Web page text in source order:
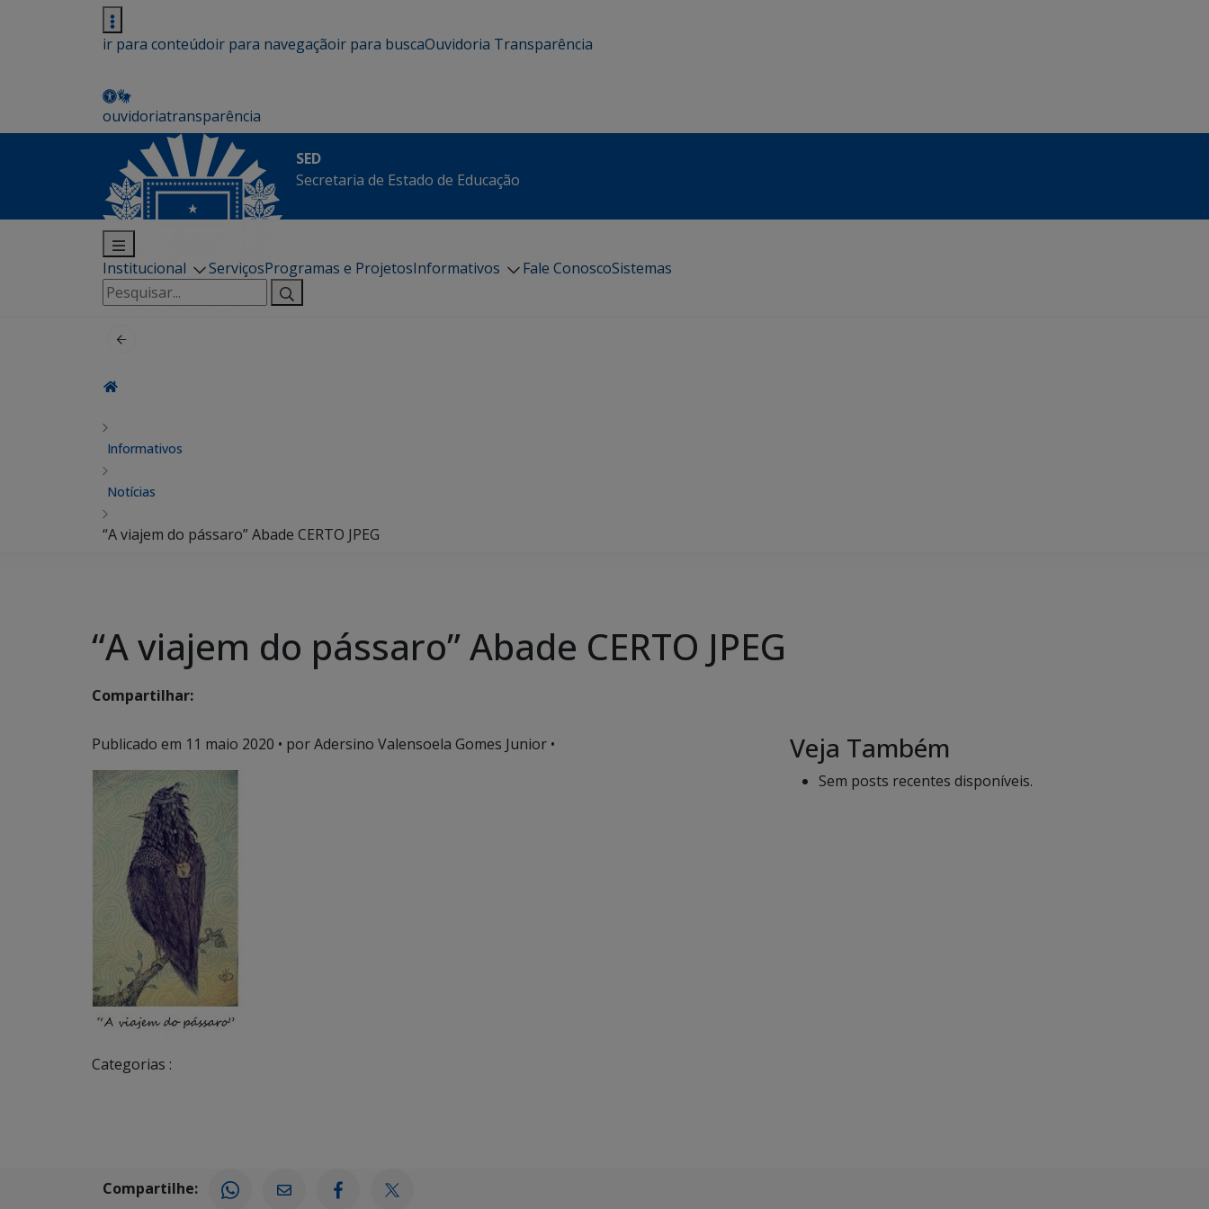
ir para conteúdoir para navegaçãoir para buscaOuvidoria Transparência
ouvidoriatransparência
SED
Secretaria de Estado de Educação
Institucional ServiçosProgramas e ProjetosInformativos Fale ConoscoSistemas
Pesquisar
por:
Informativos
Notícias
“A viajem do pássaro” Abade CERTO JPEG
“A viajem do pássaro” Abade CERTO JPEG
Compartilhar:
Publicado em 11 maio 2020 • por Adersino Valensoela Gomes Junior •
Categorias :
Veja Também
Sem posts recentes disponíveis.
Compartilhe: